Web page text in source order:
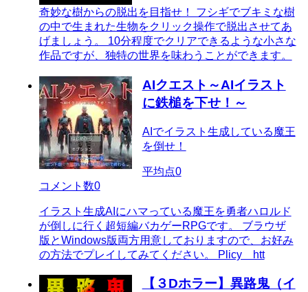
奇妙な樹からの脱出を目指せ！ フシギでブキミな樹
の中で生まれた生物をクリック操作で脱出させてあ
げましょう。 10分程度でクリアできるような小さな
作品ですが、独特の世界を味わうことができます。
AIクエスト～AIイラスト
に鉄槌を下せ！～
AIでイラスト生成している魔王
を倒せ！
平均点0
コメント数0
イラスト生成AIにハマっている魔王を勇者ハロルド
が倒しに行く超短編バカゲーRPGです。 ブラウザ
版とWindows版両方用意しておりますので、お好み
の方法でプレイしてみてください。 Plicy htt
【３Dホラー】異路鬼（イ